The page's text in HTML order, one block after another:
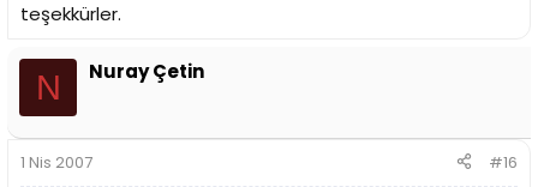
teşekkürler.
N Nuray Çetin
1 Nis 2007 #16